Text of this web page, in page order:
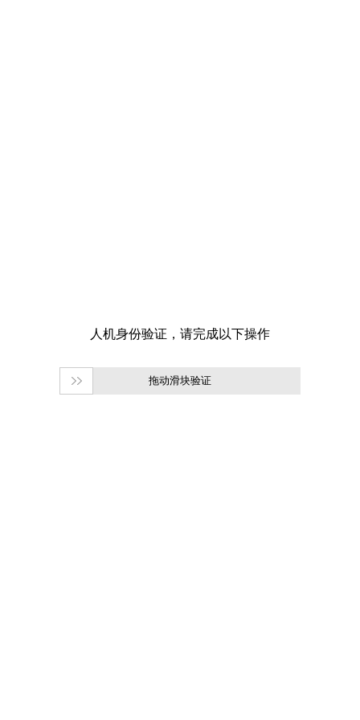
拖动滑块验证